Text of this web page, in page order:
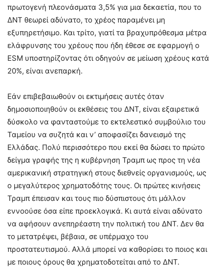
πρωτογενή πλεονάσματα 3,5% για μια δεκαετία, που το
ΔΝΤ θεωρεί αδύνατο, το χρέος παραμένει μη
εξυπηρετήσιμο. Και τρίτο, γιατί τα βραχυπρόθεσμα μέτρα
ελάφρυνσης του χρέους που ήδη έθεσε σε εφαρμογή ο
ESM υποστηρίζοντας ότι οδηγούν σε μείωση χρέους κατά
20%, είναι ανεπαρκή.
Εάν επιβεβαιωθούν οι εκτιμήσεις αυτές όταν
δημοσιοποιηθούν οι εκθέσεις του ΔΝΤ, είναι εξαιρετικά
δύσκολο να φανταστούμε το εκτελεστικό συμβούλιο του
Ταμείου να συζητά και ν’ αποφασίζει δανεισμό της
Ελλάδας. Πολύ περισσότερο που εκεί θα δώσει το πρώτο
δείγμα γραφής της η κυβέρνηση Τραμπ ως προς τη νέα
αμερικανική στρατηγική στους διεθνείς οργανισμούς, ως
ο μεγαλύτερος χρηματοδότης τους. Οι πρώτες κινήσεις
Τραμπ έπεισαν και τους πιο δύσπιστους ότι μάλλον
εννοούσε όσα είπε προεκλογικά. Κι αυτά είναι αδύνατο
να αφήσουν ανεπηρέαστη την πολιτική του ΔΝΤ. Δεν θα
το μετατρέψει, βέβαια, σε υπέρμαχο του
προστατευτισμού. Αλλά μπορεί να καθορίσει το ποιος και
με ποιους όρους θα χρηματοδοτείται από το ΔΝΤ.